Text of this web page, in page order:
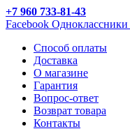
+7 960 733-81-43
Facebook Одноклассники
Способ оплаты
Доставка
О магазине
Гарантия
Вопрос-ответ
Возврат товара
Контакты